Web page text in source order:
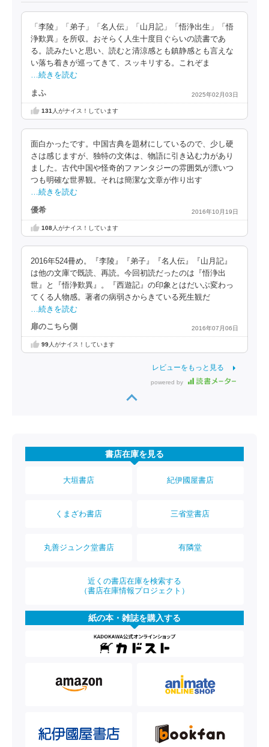
「李陵」「弟子」「名人伝」「山月記」「悟浄出生」「悟
浄歎異」を所収。おそらく人生十度目ぐらいの読書であ
る。読みたいと思い、読むと清涼感とも鎮静感とも言えな
い落ち着きが巡ってきて、スッキリする。これぞま
…続きを読む
まふ 2025年02月03日
131 人がナイス！しています
面白かったです。中国古典を題材にしているので、少し硬
さは感じますが、独特の文体は、物語に引き込む力があり
ました。古代中国や怪奇的ファンタジーの雰囲気が漂いつ
つも明確な世界観。それは簡潔な文章が作り出す
…続きを読む
優希 2016年10月19日
108人がナイス！しています
2016年524冊め。『李陵』『弟子』『名人伝』『山月記』
は他の文庫で既読、再読。今回初読だったのは『悟浄出
世』と『悟浄歎異』。『西遊記』の印象とはだいぶ変わっ
てくる人物感。著者の病弱さからきている死生観だ
…続きを読む
扉のこちら側 2016年07月06日
99人がナイス！しています
レビューをもっと見る
powered by
書店在庫を見る
大垣書店 紀伊國屋書店
くまざわ書店 三省堂書店
丸善ジュンク堂書店 有隣堂
近くの書店在庫を検索する
（書店在庫情報プロジェクト）
紙の本・雑誌を購入する